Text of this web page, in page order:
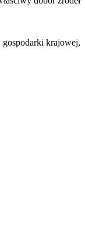
gospodarki krajowej,